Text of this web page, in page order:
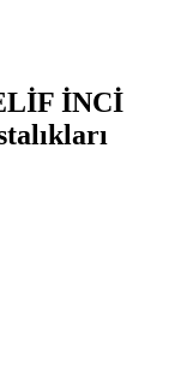
İNCİ